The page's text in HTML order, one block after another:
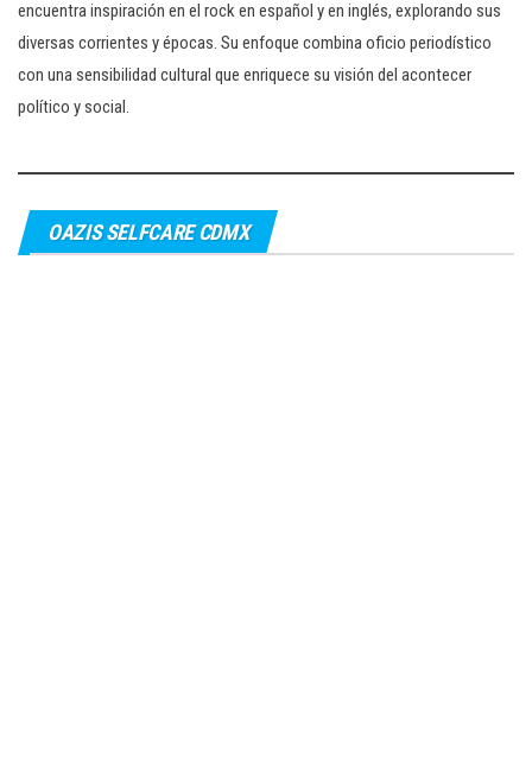
encuentra inspiración en el rock en español y en inglés, explorando sus
diversas corrientes y épocas. Su enfoque combina oficio periodístico
con una sensibilidad cultural que enriquece su visión del acontecer
político y social.
OAZIS SELFCARE CDMX